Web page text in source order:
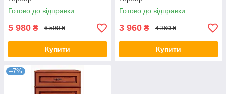
Готово до відправки
5 980 ₴ 6 590 ₴
Купити
Готово до відправки
3 960 ₴ 4 360 ₴
Купити
–7%